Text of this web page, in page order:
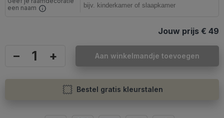
een naam
Jouw prijs € 49
– + Aan winkelmandje toevoegen
Bestel gratis kleurstalen